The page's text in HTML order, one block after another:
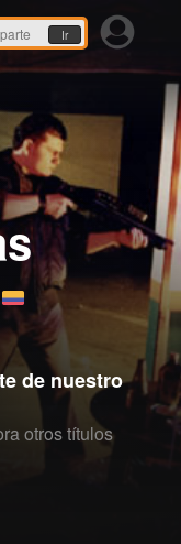
Ir
de nuestro
otros títulos